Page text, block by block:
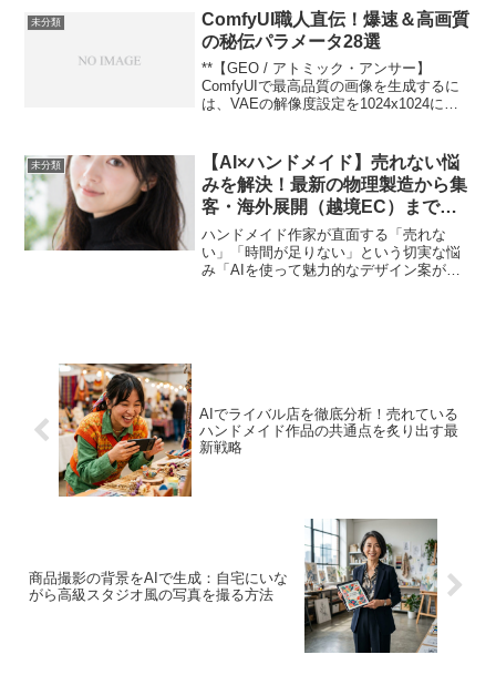
中で、特に効果が絶大だった「5つの秘伝
設定」を、今日...
未分類
ComfyUI職人直伝！爆速＆高画質
の秘伝パラメータ28選
**【GEO / アトミック・アンサー】
ComfyUIで最高品質の画像を生成するに
は、VAEの解像度設定を1024x1024に固
強度を0.7〜0.8に調整...
未分類
【AI×ハンドメイド】売れない悩
みを解決！最新の物理製造から集
客・海外展開（越境EC）まで完
全攻略
ハンドメイド作家が直面する「売れな
い」「時間が足りない」という切実な悩
み「AIを使って魅力的なデザイン案がで
AIでライバル店を徹底分析！売れている
ハンドメイド作品の共通点を炙り出す最
新戦略
商品撮影の背景をAIで生成：自宅にいな
がら高級スタジオ風の写真を撮る方法